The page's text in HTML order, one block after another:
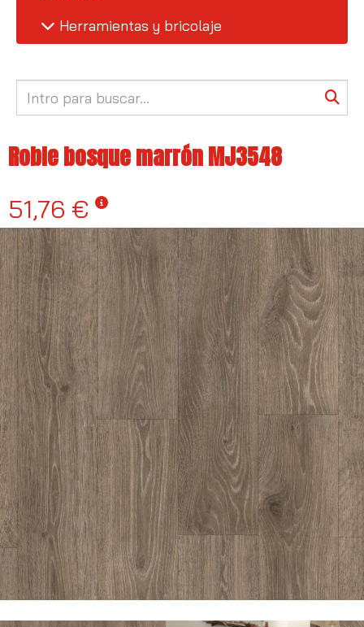
Herramientas y bricolaje
Roble bosque marrón MJ3548
51,76 €